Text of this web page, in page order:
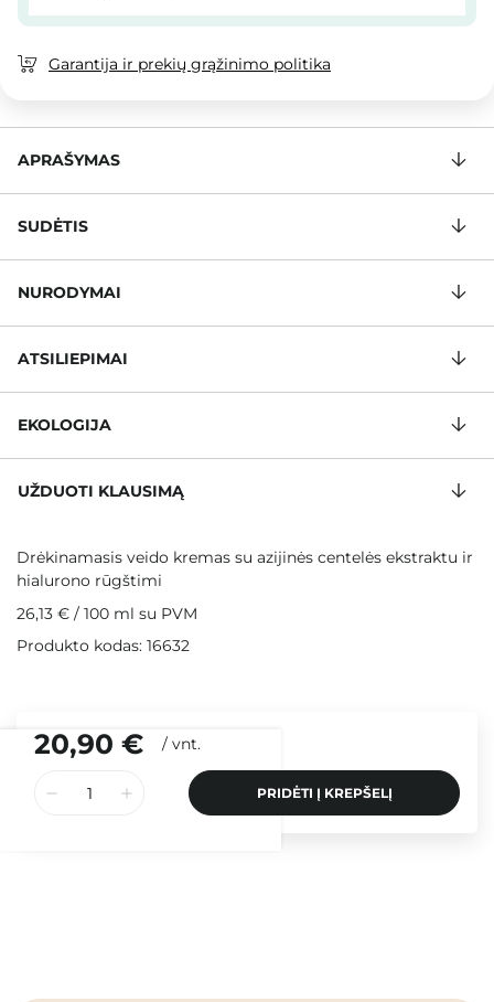
20,90 € / vnt.
PRIDĖTI Į KREPŠELĮ
Garantija ir prekių grąžinimo politika
APRAŠYMAS
SUDĖTIS
NURODYMAI
ATSILIEPIMAI
EKOLOGIJA
UŽDUOTI KLAUSIMĄ
Drėkinamasis veido kremas su azijinės centelės ekstraktu ir
hialurono rūgštimi
26,13 € / 100 ml su PVM
Produkto kodas: 16632